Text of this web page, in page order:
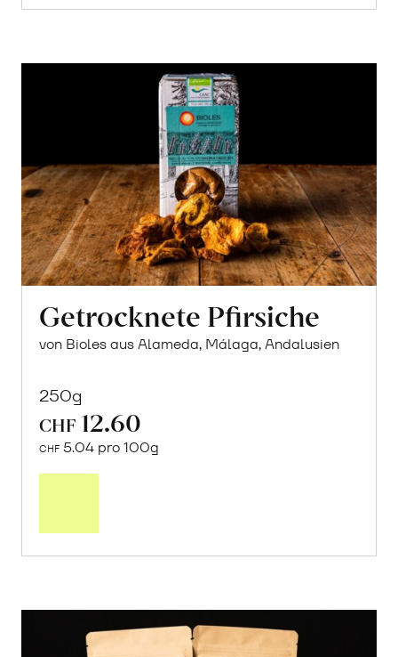
Getrocknete Pfirsiche
von Bioles aus Alameda, Málaga, Andalusien
250g
CHF 12.60
CHF 5.04 pro 100g